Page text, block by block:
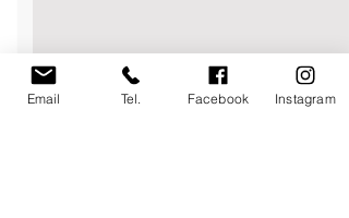
Email Tel. Facebook Instagram